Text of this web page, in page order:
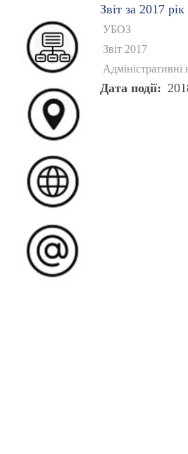
Звіт за 2017
УБОЗ
Звіт 2017
Дата події